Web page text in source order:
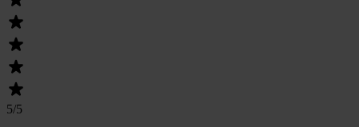
5/5